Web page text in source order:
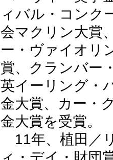
ィバル・コンク
会マクリン大賞
ー・ヴァイオリ
賞、クランバー
英イーリング・
金大賞、カー・
金大賞を受賞。
11年、植田／